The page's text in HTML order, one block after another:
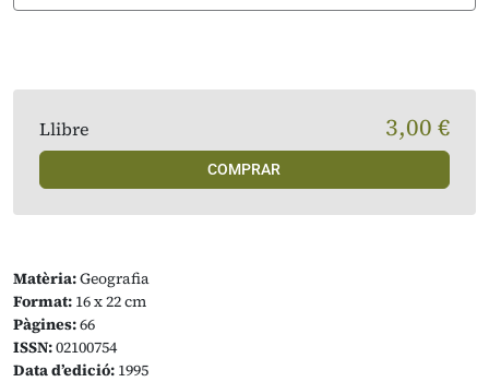
Matèria:Geografia
Format: 16 x 22 cm
Pàgines:66
ISSN:02100754
Data d’edició: 1995
Llibre 3,00 €
COMPRAR